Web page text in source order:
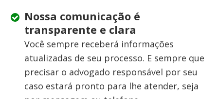
Nossa comunicação é
transparente e clara
Você sempre receberá informações
atualizadas de seu processo. E sempre que
precisar o advogado responsável por seu
caso estará pronto para lhe atender, seja